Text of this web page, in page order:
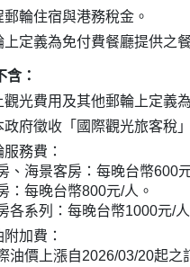
郵輪住宿與港務稅金。
上定義為免付費餐廳提供之
含：
觀光費用及其他郵輪上定義
政府徵收「國際觀光旅客稅
務費：
、海景客房：每晚台幣600
：每晚台幣800元/人。
各系列：每晚台幣1000元/
加費：
油價上漲自2026/03/20起之